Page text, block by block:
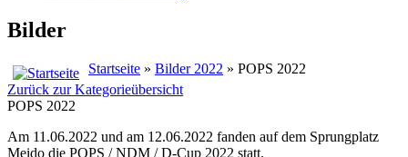
Bilder
Startseite » Bilder 2022 » POPS 2022
Zurück zur Kategorieübersicht
POPS 2022
Am 11.06.2022 und am 12.06.2022 fanden auf dem Sprungplatz
Meido die POPS / NDM / D-Cup 2022 statt.